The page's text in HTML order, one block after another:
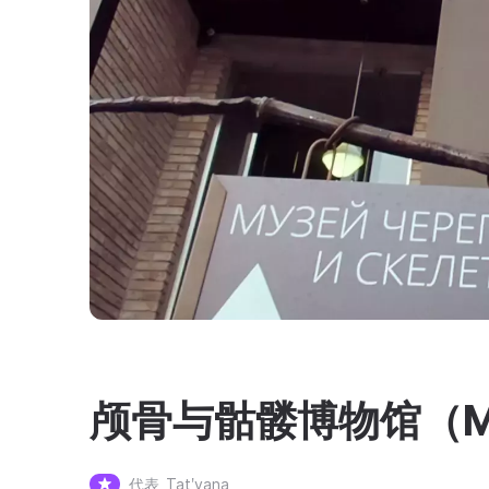
颅骨与骷髅博物馆（
代表 Tatʹyana